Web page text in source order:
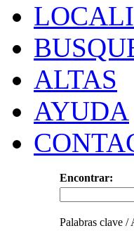
ALTAS
AYUDA
Encontrar:
Palabras clave